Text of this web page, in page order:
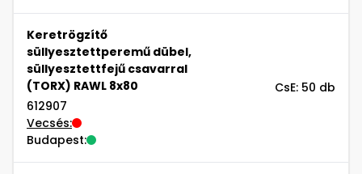
Keretrögzítő
süllyesztettperemű dübel,
süllyesztettfejű csavarral
(TORX) RAWL 8x80
612907
Vecsés:
Budapest:
CsE: 50 db